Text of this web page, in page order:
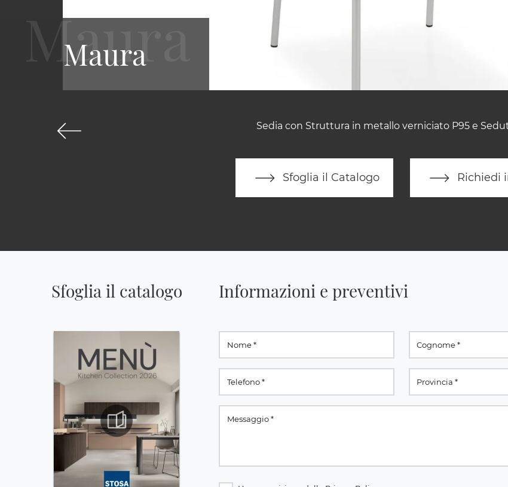
Sedia con Struttura in metallo verniciato P95 e
Sfoglia il Catalogo Richiedi
Maura
Sfoglia il catalogo Informazioni e preventivi